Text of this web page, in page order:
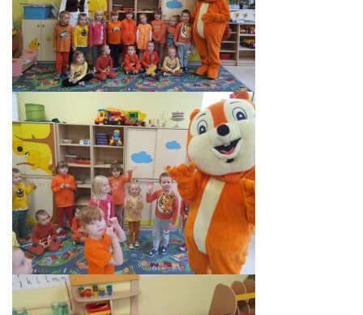
ŻABKI – LUBIEWO
WIEWIÓRKI – SUCHA
PRACOWNICY
STATUT I STANDARDY
OCHRONY MAŁOLETNICH
PROCEDURY I REGULAMINY
DEKLARACJA DOSTĘPNOŚCI